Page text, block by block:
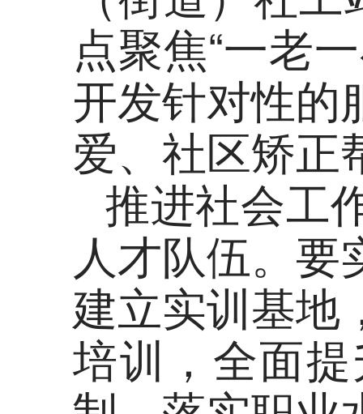
点聚焦“一老
开发针对性的
爱、社区矫正
推进社会工
人才队伍。
建立实训基地
培训，全面